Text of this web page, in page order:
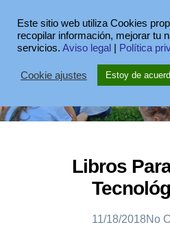
Libros
11/18/2018No
Este sitio web utiliza Cookies
recopilar información, mejorar tu
servicios. Aviso legal Política
Cookie ajustes Estoy de